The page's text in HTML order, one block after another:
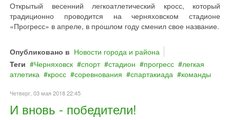
Открытый весенний легкоатлетический кросс, который
традиционно проводится на черняховском стадионе
«Прогресс» в апреле, в прошлом году сменил свое название.
Опубликовано в Новости города и района
Теги
Черняховск спорт стадион прогресс
легкая
атлетика
кросс соревнования спартакиада команды
Четверг, 03 мая 2018 22:45
И вновь - победители!